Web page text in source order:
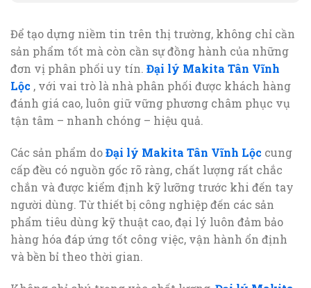
Để tạo dựng niềm tin trên thị trường, không chỉ cần
sản phẩm tốt mà còn cần sự đồng hành của những
đơn vị phân phối uy tín. Đại lý Makita Tân Vĩnh
Lộc , với vai trò là nhà phân phối được khách hàng
đánh giá cao, luôn giữ vững phương châm phục vụ
tận tâm – nhanh chóng – hiệu quả.
Các sản phẩm doĐại lý Makita Tân Vĩnh Lộc cung
cấp đều có nguồn gốc rõ ràng, chất lượng rất chắc
chắn và được kiểm định kỹ lưỡng trước khi đến tay
người dùng. Từ thiết bị công nghiệp đến các sản
phẩm tiêu dùng kỹ thuật cao, đại lý luôn đảm bảo
hàng hóa đáp ứng tốt công việc, vận hành ổn định
và bền bỉ theo thời gian.